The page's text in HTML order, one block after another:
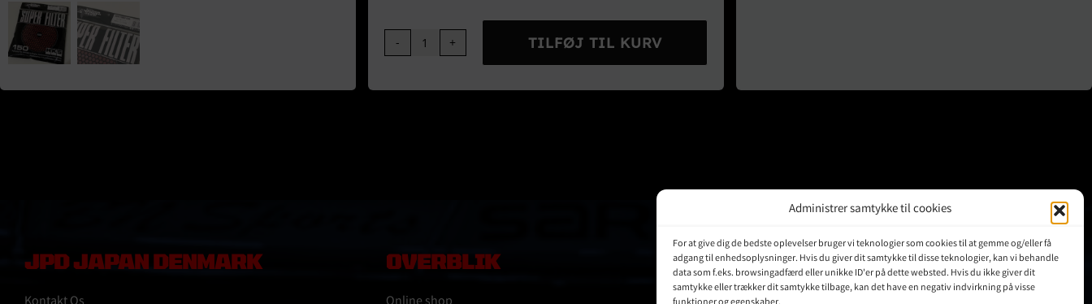
Administrer samtykke til cookies
For at give dig de bedste oplevelser bruger vi teknologier som cookies til at gemme og/eller få
adgang til enhedsoplysninger. Hvis du giver dit samtykke til disse teknologier, kan vi behandle
data som f.eks. browsingadfærd eller unikke ID'er på dette websted. Hvis du ikke giver dit
samtykke eller trækker dit samtykke tilbage, kan det have en negativ indvirkning på visse
HKS
Erstatinings
Filter
TILFØJ TIL KURV
JPD JAPAN DENMARK OVERBLIK KUNDER